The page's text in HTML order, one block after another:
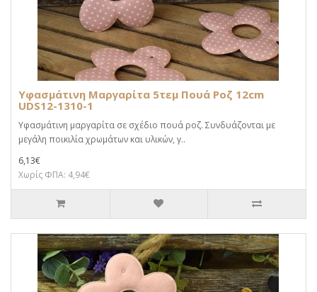
Υφασμάτινη Μαργαρίτα 5τεμ Πουά Ροζ 12cm
UDS12-1310-1
Υφασμάτινη μαργαρίτα σε σχέδιο πουά ροζ. Συνδυάζονται με
μεγάλη ποικιλία χρωμάτων και υλικών, γ..
6,13€
Χωρίς ΦΠΑ: 4,94€